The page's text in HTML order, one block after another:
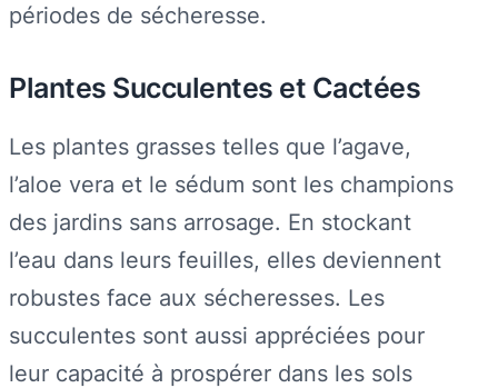
périodes de sécheresse.
Plantes Succulentes et Cactées
Les plantes grasses telles que l’agave,
l’aloe vera et le sédum sont les champions
des jardins sans arrosage. En stockant
l’eau dans leurs feuilles, elles deviennent
robustes face aux sécheresses. Les
succulentes sont aussi appréciées pour
leur capacité à prospérer dans les sols